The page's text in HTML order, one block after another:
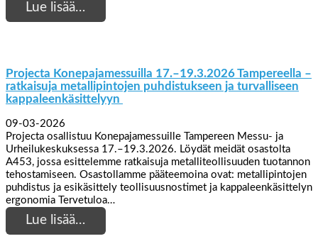
Lue lisää…
Projecta Konepajamessuilla 17.–19.3.2026 Tampereella –
ratkaisuja metallipintojen puhdistukseen ja turvalliseen
kappaleenkäsittelyyn
09-03-2026
Projecta osallistuu Konepajamessuille Tampereen Messu- ja
Urheilukeskuksessa 17.–19.3.2026. Löydät meidät osastolta
A453, jossa esittelemme ratkaisuja metalliteollisuuden tuotannon
tehostamiseen. Osastollamme pääteemoina ovat: metallipintojen
puhdistus ja esikäsittely teollisuusnostimet ja kappaleenkäsittelyn
ergonomia Tervetuloa…
Lue lisää…